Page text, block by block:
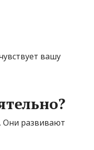
вашу
Они развивают